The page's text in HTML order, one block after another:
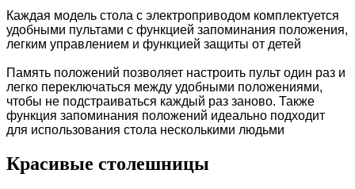
Каждая модель стола с электроприводом комплектуется
удобными пультами с функцией запоминания положения,
легким управлением и функцией защиты от детей
Память положений позволяет настроить пульт один раз и
легко переключаться между удобными положениями,
чтобы не подстраиваться каждый раз заново. Также
функция запоминания положений идеально подходит
для использования стола несколькими людьми
Красивые столешницы